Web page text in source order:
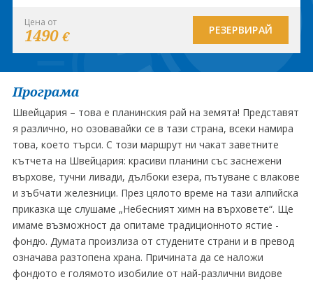
РЕЗЕРВИРАЙ
Цена от
1490 €
Програма
Швейцария – това е планинския рай на земята! Представят
я различно, но озовавайки се в тази страна, всеки намира
това, което търси. С този маршрут ни чакат заветните
кътчета на Швейцария: красиви планини със заснежени
върхове, тучни ливади, дълбоки езера, пътуване с влакове
и зъбчати железници. През цялото време на тази алпийска
приказка ще слушаме „Небесният химн на върховете“. Ще
имаме възможност да опитаме традиционното ястие -
фондю. Думата произлиза от студените страни и в превод
означава разтопена храна. Причината да се наложи
фондюто е голямото изобилие от най-различни видове